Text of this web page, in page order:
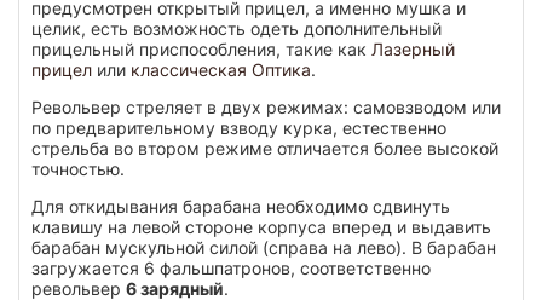
предусмотрен открытый прицел, а именно мушка и
целик, есть возможность одеть дополнительный
прицельный приспособления, такие как Лазерный
прицел или классическая Оптика.
Револьвер стреляет в двух режимах: самовзводом или
по предварительному взводу курка, естественно
стрельба во втором режиме отличается более высокой
точностью.
Для откидывания барабана необходимо сдвинуть
клавишу на левой стороне корпуса вперед и выдавить
барабан мускульной силой (справа на лево). В барабан
загружается 6 фальшпатронов, соответственно
револьвер 6 зарядный.